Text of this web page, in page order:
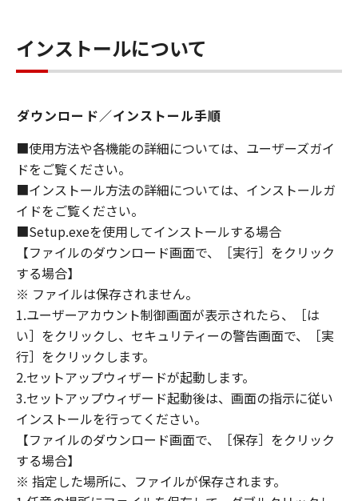
トウェア」に対してアップデート、バグの修正
あるいはサポートを行うことについて、いかな
７．保証の否認・免責
(1) 「本ソフトウェア」は、『現状のまま』の
状態で使用許諾されます。キヤノン、キヤノン
のライセンサー、キヤノンの子会社、キヤノン
の関連会社、それらの販売代理店または販売店
のいずれも、「本ソフトウェア」に関して、商
品性および特定の目的への適合性の保証を含
め、いかなる保証も、明示たると黙示たるとを
問わず一切しないものとします。
(2) キヤノン、キヤノンのライセンサー、キヤノ
ンの子会社、キヤノンの関連会社、それらの販
売代理店または販売店のいずれも、「本ソフト
ウェア」の使用または使用不能から生ずるいか
なる損害（逸失利益およびその他の派生的また
は付随的な損害を含むがこれらに限定されない
全ての損害を言います。）について、適用法で
認められる限り、一切の責任を負わないものと
します。たとえ、キヤノン、キヤノンのライセ
ンサー、キヤノンの子会社、キヤノンの関連会
社、それらの販売代理店または販売店がかかる
インストールについて
ダウンロード／インストール手順
■使用方法や各機能の詳細については、ユーザーズガイ
ドをご覧ください。
■インストール方法の詳細については、インストールガ
イドをご覧ください。
■Setup.exeを使用してインストールする場合
【ファイルのダウンロード画面で、［実行］をクリック
する場合】
※ ファイルは保存されません。
1.ユーザーアカウント制御画面が表示されたら、［は
い］をクリックし、セキュリティーの警告画面で、［実
行］をクリックします。
2.セットアップウィザードが起動します。
3.セットアップウィザード起動後は、画面の指示に従い
インストールを行ってください。
【ファイルのダウンロード画面で、［保存］をクリック
する場合】
※ 指定した場所に、ファイルが保存されます。